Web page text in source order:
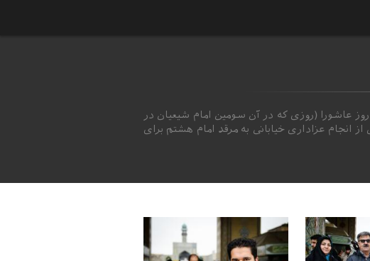
عاشورا (روزی که در آن سومین امام شیعیان در
عزاداری خیابانی به مرقد امام هشتم برای